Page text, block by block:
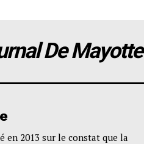
De Mayotte
en 2013 sur le constat que la